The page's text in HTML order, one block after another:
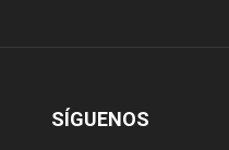
SÍGUENOS